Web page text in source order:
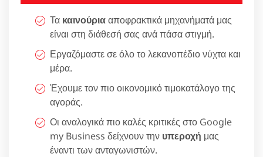
Τα καινούριααποφρακτικά μηχανήματά μας
είναι στη διάθεσή σας ανά πάσα στιγμή.
Εργαζόμαστε σε όλο το λεκανοπέδιο νύχτα και
μέρα.
Έχουμε τον πιο οικονομικό τιμοκατάλογο της
αγοράς.
Οι αναλογικά πιο καλές κριτικές στο Google
my Business δείχνουν την υπεροχή μας
έναντι των ανταγωνιστών.